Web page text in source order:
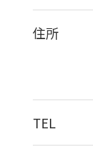
住所
TEL